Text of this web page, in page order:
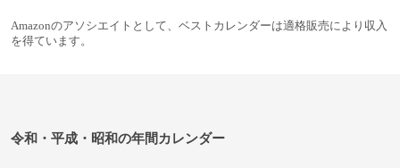
Amazonのアソシエイトとして、ベストカレンダーは適格販売により収入
を得ています。
令和・平成・昭和の年間カレンダー